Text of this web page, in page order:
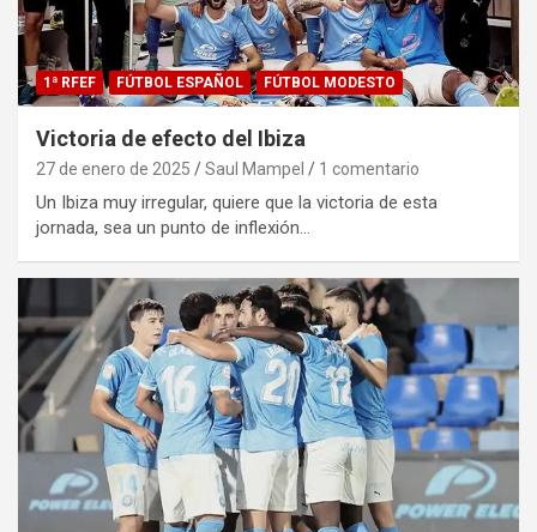
1ª RFEF FÚTBOL ESPAÑOL FÚTBOL MODESTO
Victoria de efecto del Ibiza
27 de enero de 2025 Saul Mampel 1 comentario
Un Ibiza muy irregular, quiere que la victoria de esta
jornada, sea un punto de inflexión…